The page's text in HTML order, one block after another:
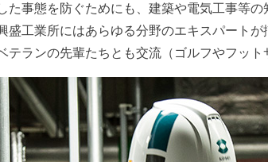
た事態を防ぐためにも、建築や電気工事等
盛工業所にはあらゆる分野のエキスパート
ランの先輩たちとも交流（ゴルフやフッ